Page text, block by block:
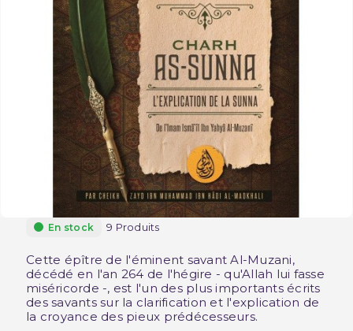
En stock 9 Produits
Cette épître de l'éminent savant Al-Muzani,
décédé en l'an 264 de l'hégire - qu'Allah lui fasse
miséricorde -, est l'un des plus importants écrits
des savants sur la clarification et l'explication de
la croyance des pieux prédécesseurs.